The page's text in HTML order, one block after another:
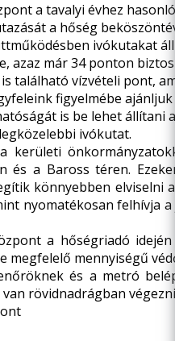
a tavalyi évhez
a hőség
ivókutakat
azaz már 34 ponton
található vízvételi pont,
figyelmébe
is be lehet állítani
ivókutat.
kerületi
és a Baross téren.
könnyebben elviselni
nyomatékosan felhívja
a hőségriadó
megfelelő mennyiségű
és a metró
rövidnadrágban